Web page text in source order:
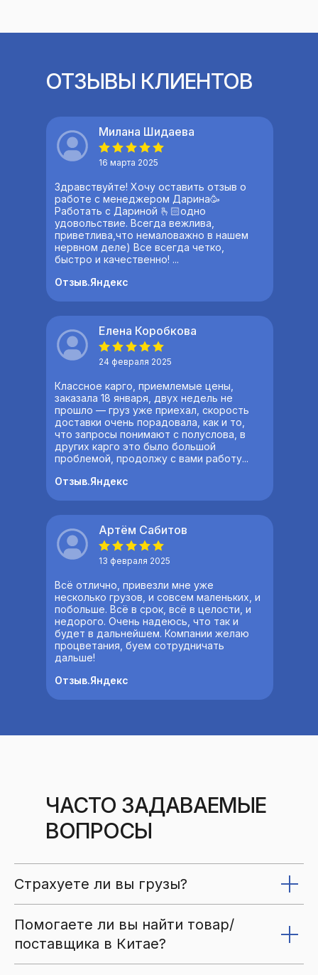
Елена Коробкова
24 февраля 2025
Отзыв.Яндекс
Классное карго, приемлемые цены,
заказала 18 января, двух недель не
прошло — груз уже приехал, скорость
доставки очень порадовала, как и то,
что запросы понимают с полуслова, в
других карго это было большой
проблемой, продолжу с вами работу...
Артём Сабитов
13 февраля 2025
Отзыв.Яндекс
Всё отлично, привезли мне уже
несколько грузов, и совсем маленьких, и
побольше. Всё в срок, всё в целости, и
недорого. Очень надеюсь, что так и
будет в дальнейшем. Компании желаю
процветания, буем сотрудничать
дальше!
Милана Шидаева
16 марта 2025
Отзыв.Яндекс
Здравствуйте! Хочу оставить отзыв о
работе с менеджером Дарина🥳
Работать с Дариной 🫰🏻одно
удовольствие. Всегда вежлива,
приветлива,что немаловажно в нашем
нервном деле) Все всегда четко,
быстро и качественно! ...
ОТЗЫВЫ КЛИЕНТОВ
ЧАСТО ЗАДАВАЕМЫЕ
ВОПРОСЫ
Страхуете ли вы грузы?
Помогаете ли вы найти товар/
поставщика в Китае?